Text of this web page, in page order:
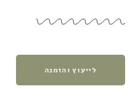
לייעוץ והזמנה